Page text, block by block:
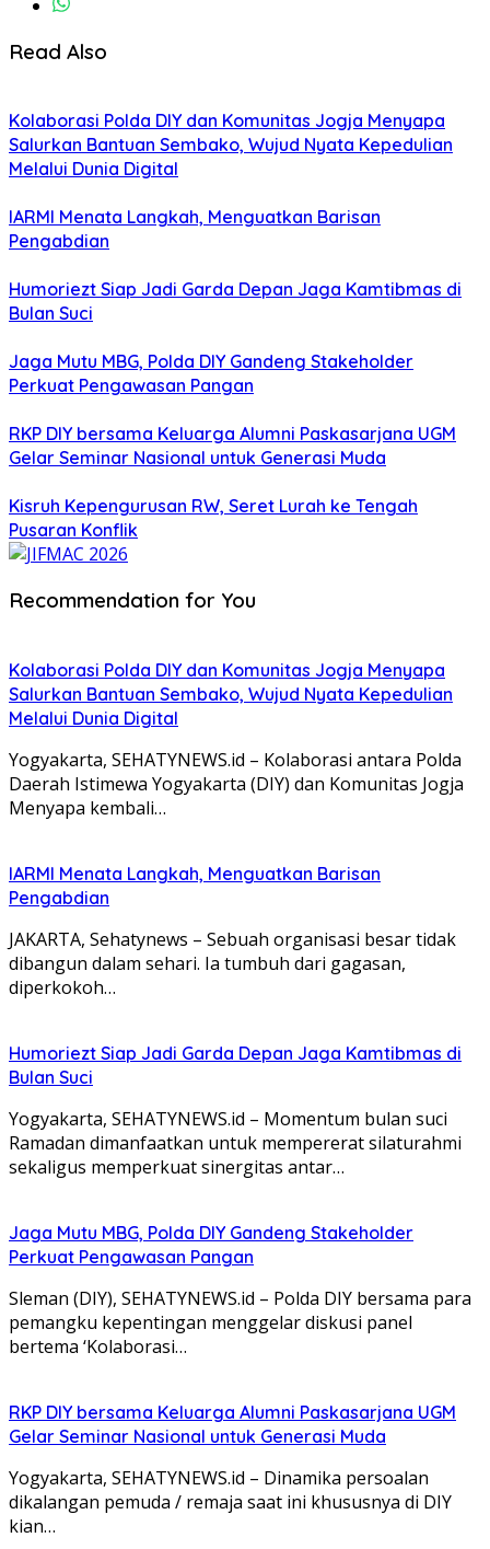
Read Also
Kolaborasi Polda DIY dan Komunitas Jogja Menyapa
Salurkan Bantuan Sembako, Wujud Nyata Kepedulian
Melalui Dunia Digital
IARMI Menata Langkah, Menguatkan Barisan
Pengabdian
Humoriezt Siap Jadi Garda Depan Jaga Kamtibmas di
Bulan Suci
Jaga Mutu MBG, Polda DIY Gandeng Stakeholder
Perkuat Pengawasan Pangan
RKP DIY bersama Keluarga Alumni Paskasarjana UGM
Gelar Seminar Nasional untuk Generasi Muda
Kisruh Kepengurusan RW, Seret Lurah ke Tengah
Pusaran Konflik
Recommendation for You
Kolaborasi Polda DIY dan Komunitas Jogja Menyapa
Salurkan Bantuan Sembako, Wujud Nyata Kepedulian
Melalui Dunia Digital
Yogyakarta, SEHATYNEWS.id – Kolaborasi antara Polda
Daerah Istimewa Yogyakarta (DIY) dan Komunitas Jogja
Menyapa kembali…
IARMI Menata Langkah, Menguatkan Barisan
Pengabdian
JAKARTA, Sehatynews – Sebuah organisasi besar tidak
dibangun dalam sehari. Ia tumbuh dari gagasan,
diperkokoh…
Humoriezt Siap Jadi Garda Depan Jaga Kamtibmas di
Bulan Suci
Yogyakarta, SEHATYNEWS.id – Momentum bulan suci
Ramadan dimanfaatkan untuk mempererat silaturahmi
sekaligus memperkuat sinergitas antar…
Jaga Mutu MBG, Polda DIY Gandeng Stakeholder
Perkuat Pengawasan Pangan
Sleman (DIY), SEHATYNEWS.id – Polda DIY bersama para
pemangku kepentingan menggelar diskusi panel
bertema ‘Kolaborasi…
RKP DIY bersama Keluarga Alumni Paskasarjana UGM
Gelar Seminar Nasional untuk Generasi Muda
Yogyakarta, SEHATYNEWS.id – Dinamika persoalan
dikalangan pemuda / remaja saat ini khususnya di DIY
kian…